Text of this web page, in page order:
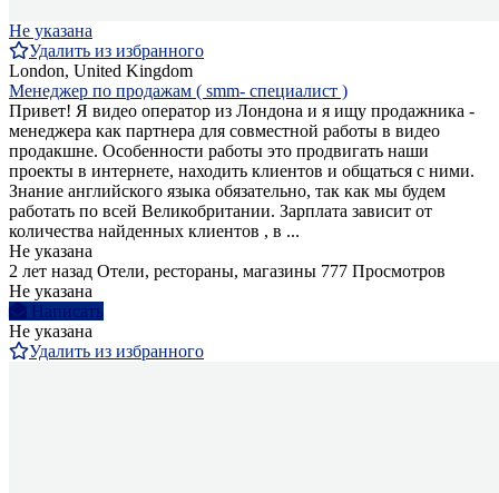
Не указана
Удалить из избранного
London, United Kingdom
Менеджер по продажам ( smm- специалист )
Привет! Я видео оператор из Лондона и я ищу продажника -
менеджера как партнера для совместной работы в видео
продакшне. Особенности работы это продвигать наши
проекты в интернете, находить клиентов и общаться с ними.
Знание английского языка обязательно, так как мы будем
работать по всей Великобритании. Зарплата зависит от
количества найденных клиентов , в ...
Не указана
2 лет назад Отели, рестораны, магазины 777 Просмотров
Не указана
Написать
Не указана
Удалить из избранного